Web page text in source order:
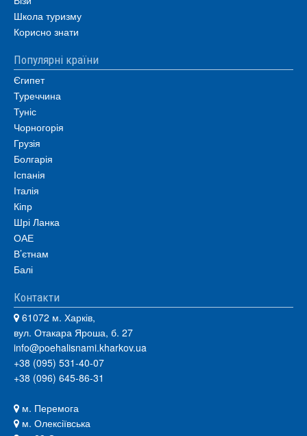
Школа туризму
Корисно знати
Популярні країни
Єгипет
Туреччина
Туніс
Чорногорія
Грузія
Болгарія
Іспанія
Італія
Кіпр
Шрі Ланка
ОАЕ
В’єтнам
Балі
Контакти
61072 м. Харків,
вул. Отакара Яроша, б. 27
info@poehalisnami.kharkov.ua
+38 (095) 531-40-07
+38 (096) 645-86-31
м. Перемога
м. Олексіївська